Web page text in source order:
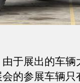
于展出的车辆
的参展车辆只